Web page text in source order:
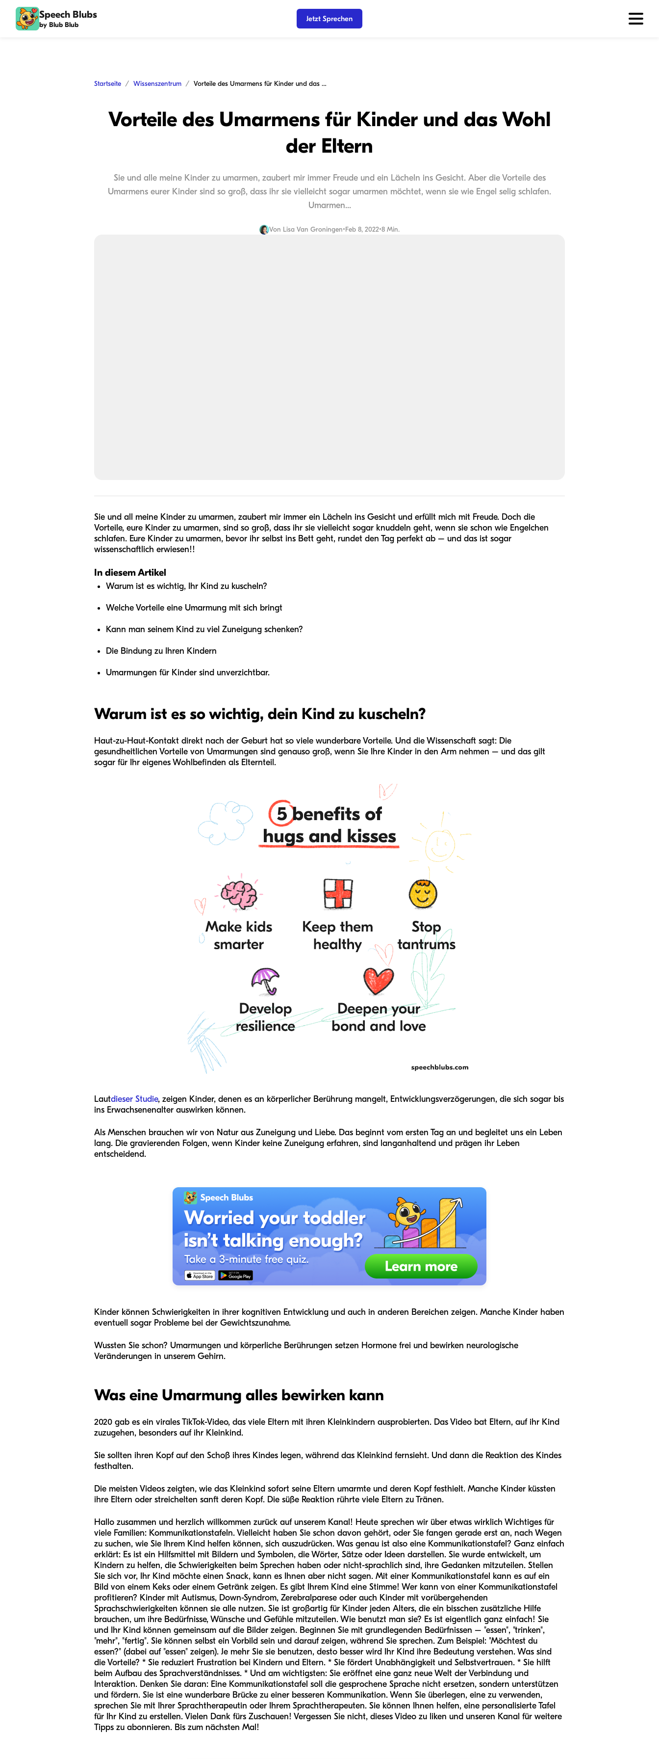
Speech Blubs
by Blub Blub
Jetzt Sprechen
Startseite Wissenszentrum Vorteile des Umarmens für Kinder und das Wohl der Eltern
Vorteile des Umarmens für Kinder und das Wohl
der Eltern
Sie und alle meine Kinder zu umarmen, zaubert mir immer Freude und ein Lächeln ins Gesicht. Aber die Vorteile des
Umarmens eurer Kinder sind so groß, dass ihr sie vielleicht sogar umarmen möchtet, wenn sie wie Engel selig schlafen.
Umarmen...
Von Lisa Van Groningen•Feb 8, 2022•8 Min.
Sie und all meine Kinder zu umarmen, zaubert mir immer ein Lächeln ins Gesicht und erfüllt mich mit Freude. Doch die
Vorteile, eure Kinder zu umarmen, sind so groß, dass ihr sie vielleicht sogar knuddeln geht, wenn sie schon wie Engelchen
schlafen. Eure Kinder zu umarmen, bevor ihr selbst ins Bett geht, rundet den Tag perfekt ab – und das ist sogar
wissenschaftlich erwiesen!!
In diesem Artikel
Warum ist es wichtig, Ihr Kind zu kuscheln?
Welche Vorteile eine Umarmung mit sich bringt
Kann man seinem Kind zu viel Zuneigung schenken?
Die Bindung zu Ihren Kindern
Umarmungen für Kinder sind unverzichtbar.
Warum ist es so wichtig, dein Kind zu kuscheln?
Haut-zu-Haut-Kontakt direkt nach der Geburt hat so viele wunderbare Vorteile. Und die Wissenschaft sagt: Die
gesundheitlichen Vorteile von Umarmungen sind genauso groß, wenn Sie Ihre Kinder in den Arm nehmen – und das gilt
sogar für Ihr eigenes Wohlbefinden als Elternteil.
Lautdieser Studie, zeigen Kinder, denen es an körperlicher Berührung mangelt, Entwicklungsverzögerungen, die sich sogar bis
ins Erwachsenenalter auswirken können.
Als Menschen brauchen wir von Natur aus Zuneigung und Liebe. Das beginnt vom ersten Tag an und begleitet uns ein Leben
lang. Die gravierenden Folgen, wenn Kinder keine Zuneigung erfahren, sind langanhaltend und prägen ihr Leben
entscheidend.
Kinder können Schwierigkeiten in ihrer kognitiven Entwicklung und auch in anderen Bereichen zeigen. Manche Kinder haben
eventuell sogar Probleme bei der Gewichtszunahme.
Wussten Sie schon? Umarmungen und körperliche Berührungen setzen Hormone frei und bewirken neurologische
Veränderungen in unserem Gehirn.
Was eine Umarmung alles bewirken kann
2020 gab es ein virales TikTok-Video, das viele Eltern mit ihren Kleinkindern ausprobierten. Das Video bat Eltern, auf ihr Kind
zuzugehen, besonders auf ihr Kleinkind.
Sie sollten ihren Kopf auf den Schoß ihres Kindes legen, während das Kleinkind fernsieht. Und dann die Reaktion des Kindes
festhalten.
Die meisten Videos zeigten, wie das Kleinkind sofort seine Eltern umarmte und deren Kopf festhielt. Manche Kinder küssten
ihre Eltern oder streichelten sanft deren Kopf. Die süße Reaktion rührte viele Eltern zu Tränen.
Hallo zusammen und herzlich willkommen zurück auf unserem Kanal! Heute sprechen wir über etwas wirklich Wichtiges für
viele Familien: Kommunikationstafeln. Vielleicht haben Sie schon davon gehört, oder Sie fangen gerade erst an, nach Wegen
zu suchen, wie Sie Ihrem Kind helfen können, sich auszudrücken. Was genau ist also eine Kommunikationstafel? Ganz einfach
erklärt: Es ist ein Hilfsmittel mit Bildern und Symbolen, die Wörter, Sätze oder Ideen darstellen. Sie wurde entwickelt, um
Kindern zu helfen, die Schwierigkeiten beim Sprechen haben oder nicht-sprachlich sind, ihre Gedanken mitzuteilen. Stellen
Sie sich vor, Ihr Kind möchte einen Snack, kann es Ihnen aber nicht sagen. Mit einer Kommunikationstafel kann es auf ein
Bild von einem Keks oder einem Getränk zeigen. Es gibt Ihrem Kind eine Stimme! Wer kann von einer Kommunikationstafel
profitieren? Kinder mit Autismus, Down-Syndrom, Zerebralparese oder auch Kinder mit vorübergehenden
Sprachschwierigkeiten können sie alle nutzen. Sie ist großartig für Kinder jeden Alters, die ein bisschen zusätzliche Hilfe
brauchen, um ihre Bedürfnisse, Wünsche und Gefühle mitzuteilen. Wie benutzt man sie? Es ist eigentlich ganz einfach! Sie
und Ihr Kind können gemeinsam auf die Bilder zeigen. Beginnen Sie mit grundlegenden Bedürfnissen – "essen", "trinken",
"mehr", "fertig". Sie können selbst ein Vorbild sein und darauf zeigen, während Sie sprechen. Zum Beispiel: "Möchtest du
essen?" (dabei auf "essen" zeigen). Je mehr Sie sie benutzen, desto besser wird Ihr Kind ihre Bedeutung verstehen. Was sind
die Vorteile? * Sie reduziert Frustration bei Kindern und Eltern. * Sie fördert Unabhängigkeit und Selbstvertrauen. * Sie hilft
beim Aufbau des Sprachverständnisses. * Und am wichtigsten: Sie eröffnet eine ganz neue Welt der Verbindung und
Interaktion. Denken Sie daran: Eine Kommunikationstafel soll die gesprochene Sprache nicht ersetzen, sondern unterstützen
und fördern. Sie ist eine wunderbare Brücke zu einer besseren Kommunikation. Wenn Sie überlegen, eine zu verwenden,
sprechen Sie mit Ihrer Sprachtherapeutin oder Ihrem Sprachtherapeuten. Sie können Ihnen helfen, eine personalisierte Tafel
für Ihr Kind zu erstellen. Vielen Dank fürs Zuschauen! Vergessen Sie nicht, dieses Video zu liken und unseren Kanal für weitere
Tipps zu abonnieren. Bis zum nächsten Mal!